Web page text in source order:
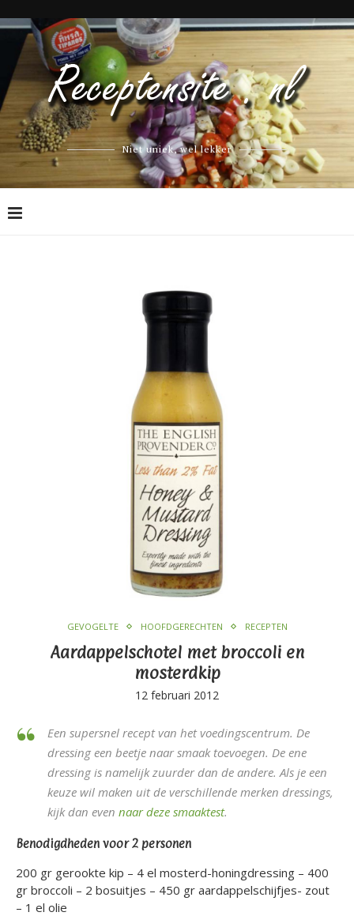
Niet uniek, wel lekker
GEVOGELTE HOOFDGERECHTEN RECEPTEN
Aardappelschotel met broccoli en
mosterdkip
12 februari 2012
Een supersnel recept van het voedingscentrum. De
dressing een beetje naar smaak toevoegen. De ene
dressing is namelijk zuurder dan de andere. Als je een
keuze wil maken uit de verschillende merken dressings,
kijk dan even naar deze smaaktest.
Benodigdheden voor 2 personen
200 gr gerookte kip – 4 el mosterd-honingdressing – 400
gr broccoli – 2 bosuitjes – 450 gr aardappelschijfjes- zout
– 1 el olie